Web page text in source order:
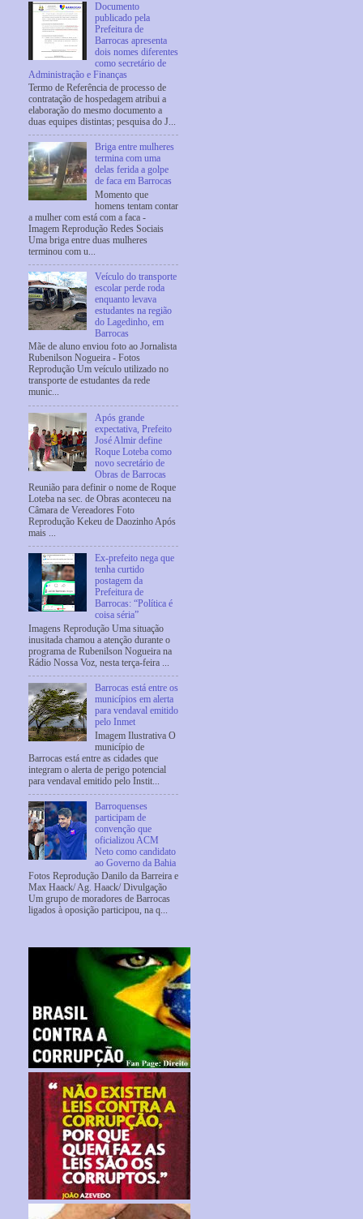
Documento
publicado pela
Prefeitura de
Barrocas apresenta
dois nomes diferentes
como secretário de
Administração e Finanças
Termo de Referência de processo de
contratação de hospedagem atribui a
elaboração do mesmo documento a
duas equipes distintas; pesquisa do J...
Briga entre mulheres
termina com uma
delas ferida a golpe
de faca em Barrocas
Momento que
homens tentam contar
a mulher com está com a faca -
Imagem Reprodução Redes Sociais
Uma briga entre duas mulheres
terminou com u...
Veículo do transporte
escolar perde roda
enquanto levava
estudantes na região
do Lagedinho, em
Barrocas
Mãe de aluno enviou foto ao Jornalista
Rubenilson Nogueira - Fotos
Reprodução Um veículo utilizado no
transporte de estudantes da rede
munic...
Após grande
expectativa, Prefeito
José Almir define
Roque Loteba como
novo secretário de
Obras de Barrocas
Reunião para definir o nome de Roque
Loteba na sec. de Obras aconteceu na
Câmara de Vereadores Foto
Reprodução Kekeu de Daozinho Após
mais ...
Ex-prefeito nega que
tenha curtido
postagem da
Prefeitura de
Barrocas: “Política é
coisa séria”
Imagens Reprodução Uma situação
inusitada chamou a atenção durante o
programa de Rubenilson Nogueira na
Rádio Nossa Voz, nesta terça-feira ...
Barrocas está entre os
municípios em alerta
para vendaval emitido
pelo Inmet
Imagem Ilustrativa O
município de
Barrocas está entre as cidades que
integram o alerta de perigo potencial
para vendaval emitido pelo Instit...
Barroquenses
participam de
convenção que
oficializou ACM
Neto como candidato
ao Governo da Bahia
Fotos Reprodução Danilo da Barreira e
Max Haack/ Ag. Haack/ Divulgação
Um grupo de moradores de Barrocas
ligados à oposição participou, na q...